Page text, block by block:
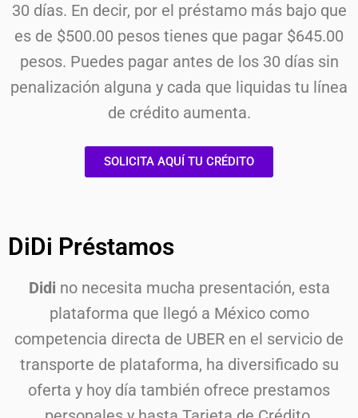
30 días. En decir, por el préstamo más bajo que
es de $500.00 pesos tienes que pagar $645.00
pesos. Puedes pagar antes de los 30 días sin
penalización alguna y cada que liquidas tu línea
de crédito aumenta.
SOLICITA AQUÍ TU CRÉDITO
DiDi Préstamos
Didino necesita mucha presentación, esta
plataforma que llegó a México como
competencia directa de UBER en el servicio de
transporte de plataforma, ha diversificado su
oferta y hoy día también ofrece prestamos